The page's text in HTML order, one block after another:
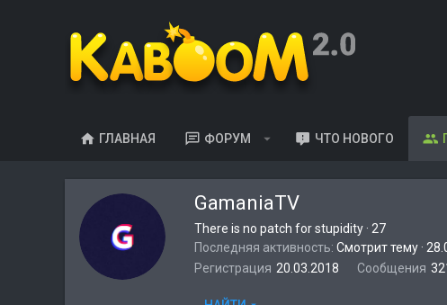
ГЛАВНАЯ ФОРУМ ЧТО НОВОГО
GamaniaTV
There is no patch for stupidity · 27
Последняя активность Смотрит тему ·
Регистрация 20.03.2018 Сообщения